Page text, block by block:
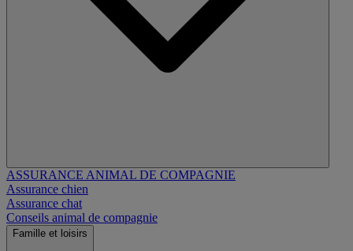
ASSURANCE ANIMAL DE COMPAGNIE
Assurance chien
Assurance chat
Conseils animal de compagnie
Famille et loisirs